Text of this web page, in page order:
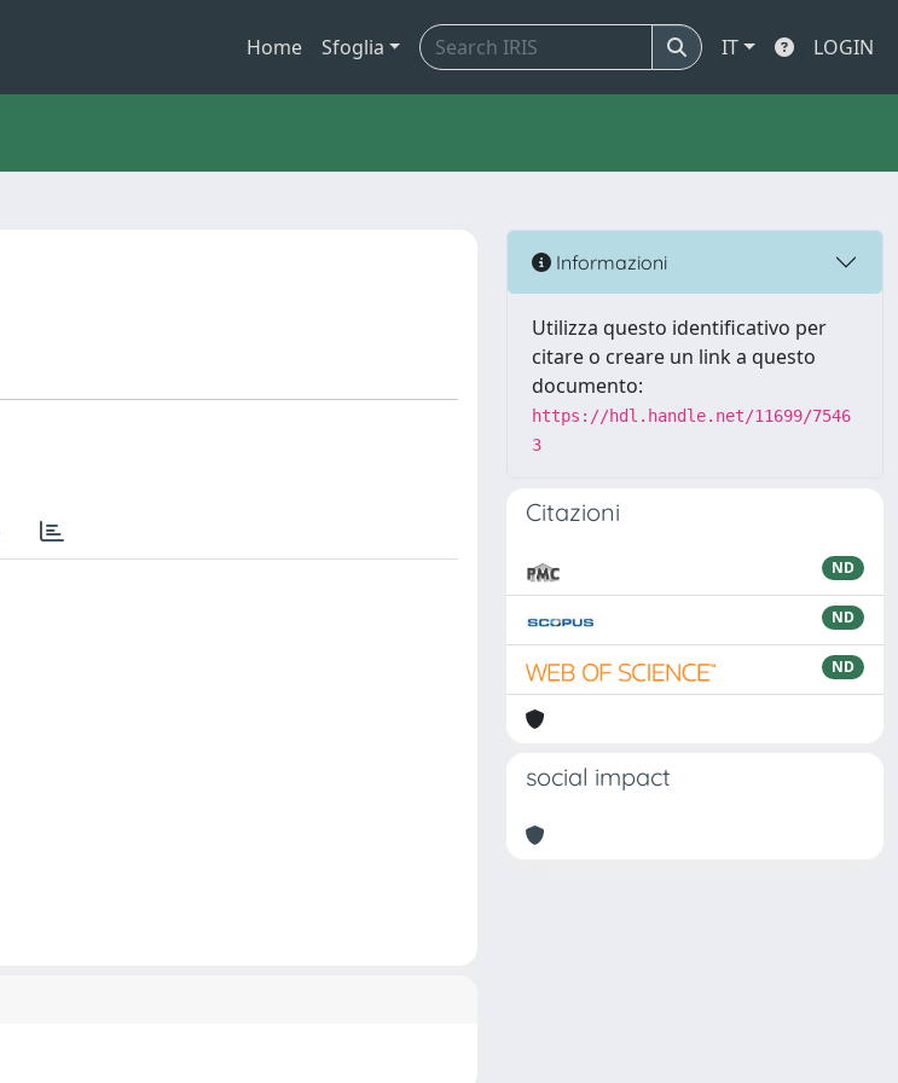
Home Sfoglia IT LOGIN
Informazioni
Utilizza questo identificativo per
citare o creare un link a questo
documento:
https://hdl.handle.net/11699/7546
3
Citazioni
ND
ND
ND
social impact